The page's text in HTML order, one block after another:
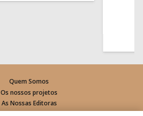
Quem Somos
Os nossos projetos
As Nossas Editoras